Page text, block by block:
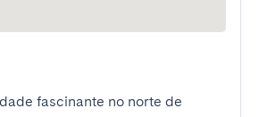
fascinante no norte de